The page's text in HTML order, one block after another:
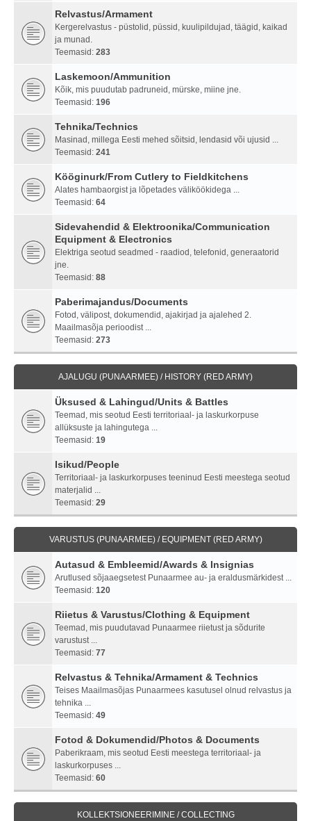
Relvastus/Armament
Kergerelvastus - püstolid, püssid, kuulipildujad, täägid, kaikad
ja munad.
Teemasid: 283
Laskemoon/Ammunition
Kõik, mis puudutab padruneid, mürske, miine jne.
Teemasid: 196
Tehnika/Technics
Masinad, millega Eesti mehed sõitsid, lendasid või ujusid ...
Teemasid: 241
Kööginurk/From Cutlery to Fieldkitchens
Alates hambaorgist ja lõpetades väliköökidega ...
Teemasid: 64
Sidevahendid & Elektroonika/Communication
Equipment & Electronics
Elektriga seotud seadmed - raadiod, telefonid, generaatorid
jne.
Teemasid: 88
Paberimajandus/Documents
Fotod, välipost, dokumendid, ajakirjad ja ajalehed 2.
Maailmasõja perioodist ...
Teemasid: 273
AJALUGU (PUNAARMEE) / HISTORY (RED ARMY)
Üksused & Lahingud/Units & Battles
Teemad, mis seotud Eesti territoriaal- ja laskurkorpuse
allüksuste ja lahingutega ...
Teemasid: 19
Isikud/People
Territoriaal- ja laskurkorpuses teeninud Eesti meestega seotud
materjalid ...
Teemasid: 29
VARUSTUS (PUNAARMEE) / EQUIPMENT (RED ARMY)
Autasud & Embleemid/Awards & Insignias
Arutlused sõjaaegsetest Punaarmee au- ja eraldusmärkidest ...
Teemasid: 120
Riietus & Varustus/Clothing & Equipment
Teemad, mis puudutavad Punaarmee riietust ja sõdurite
varustust ...
Teemasid: 77
Relvastus & Tehnika/Armament & Technics
Teises Maailmasõjas Punaarmees kasutusel olnud relvastus ja
tehnika ...
Teemasid: 49
Fotod & Dokumendid/Photos & Documents
Paberikraam, mis seotud Eesti meestega territoriaal- ja
laskurkorpuses ...
Teemasid: 60
KOLLEKTSIONEERIMINE / COLLECTING